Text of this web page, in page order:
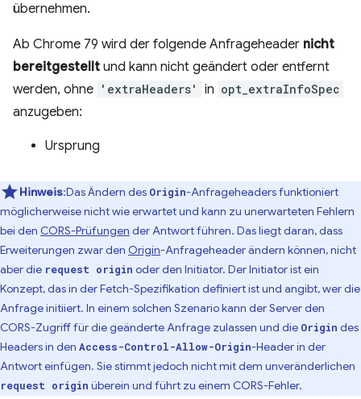
übernehmen.
Ab Chrome 79 wird der folgende Anfrageheader nicht
bereitgestellt und kann nicht geändert oder entfernt
werden, ohne 'extraHeaders' in opt_extraInfoSpec
anzugeben:
Ursprung
Hinweis:Das Ändern des Origin-Anfrageheaders funktioniert
möglicherweise nicht wie erwartet und kann zu unerwarteten Fehlern
bei den CORS-Prüfungen der Antwort führen. Das liegt daran, dass
Erweiterungen zwar den Origin-Anfrageheader ändern können, nicht
aber die request origin oder den Initiator. Der Initiator ist ein
Konzept, das in der Fetch-Spezifikation definiert ist und angibt, wer die
Anfrage initiiert. In einem solchen Szenario kann der Server den
CORS-Zugriff für die geänderte Anfrage zulassen und die Origin des
Headers in den Access-Control-Allow-Origin-Header in der
Antwort einfügen. Sie stimmt jedoch nicht mit dem unveränderlichen
request origin überein und führt zu einem CORS-Fehler.